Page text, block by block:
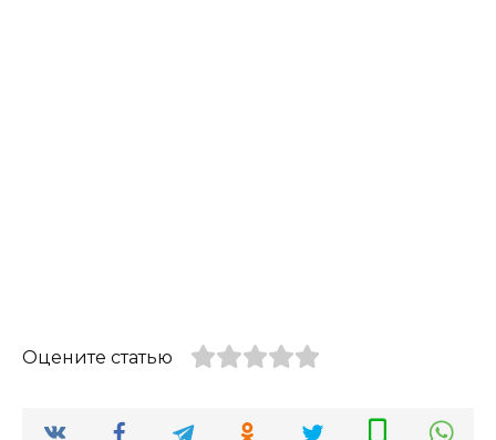
Оцените статью